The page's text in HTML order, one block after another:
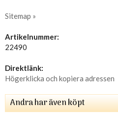
Sitemap »
Artikelnummer:
22490
Direktlänk:
Högerklicka och kopiera adressen
Andra har även köpt